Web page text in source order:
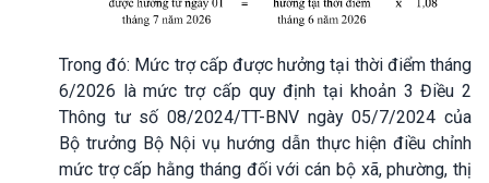
Trong đó: Mức trợ cấp được hưởng tại thời điểm tháng
6/2026 là mức trợ cấp quy định tại khoản 3 Điều 2
Thông tư số 08/2024/TT-BNV ngày 05/7/2024 của
Bộ trưởng Bộ Nội vụ hướng dẫn thực hiện điều chỉnh
mức trợ cấp hằng tháng đối với cán bộ xã, phường, thị